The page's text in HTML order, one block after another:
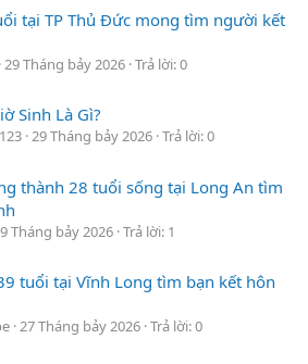
tại TP Thủ Đức mong tìm người kết
29 Tháng bảy 2026 Trả lời: 0
Sinh Là Gì?
29 Tháng bảy 2026 Trả lời: 0
thành 28 tuổi sống tại Long An tìm
Tháng bảy 2026 Trả lời: 1
tuổi tại Vĩnh Long tìm bạn kết hôn
27 Tháng bảy 2026 Trả lời: 0